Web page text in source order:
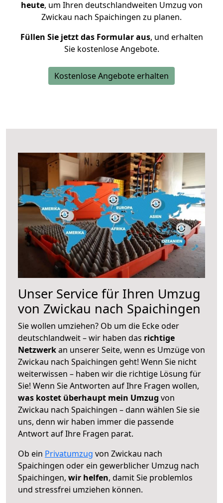
heute, um Ihren deutschlandweiten Umzug von
Zwickau nach Spaichingen zu planen.
Füllen Sie jetzt das Formular aus, und erhalten
Sie kostenlose Angebote.
Kostenlose Angebote erhalten
Unser Service für Ihren Umzug
von Zwickau nach Spaichingen
Sie wollen umziehen? Ob um die Ecke oder
deutschlandweit – wir haben das richtige
Netzwerkan unserer Seite, wenn es Umzüge von
Zwickau nach Spaichingen geht! Wenn Sie nicht
weiterwissen – haben wir die richtige Lösung für
Sie! Wenn Sie Antworten auf Ihre Fragen wollen,
was kostet überhaupt mein Umzug von
Zwickau nach Spaichingen – dann wählen Sie sie
uns, denn wir haben immer die passende
Antwort auf Ihre Fragen parat.
Ob ein Privatumzug von Zwickau nach
Spaichingen oder ein gewerblicher Umzug nach
Spaichingen, wir helfen, damit Sie problemlos
und stressfrei umziehen können.